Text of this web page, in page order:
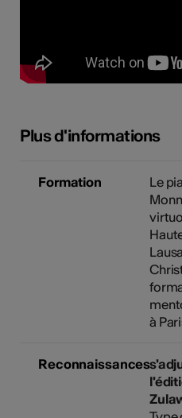
Plus d'informations
Formation
Le
à
Reconnaissances